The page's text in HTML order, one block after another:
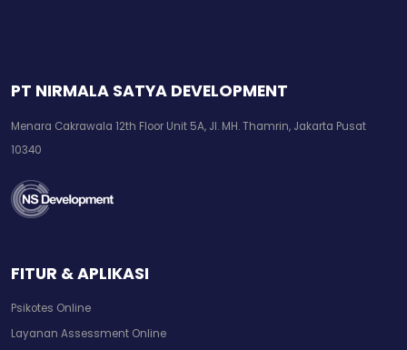
PT NIRMALA SATYA DEVELOPMENT
Menara Cakrawala 12th Floor Unit 5A, Jl. MH. Thamrin, Jakarta Pusat
10340
FITUR & APLIKASI
Psikotes Online
Layanan Assessment Online